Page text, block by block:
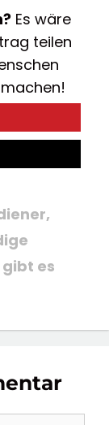
Es wäre
teilen
es